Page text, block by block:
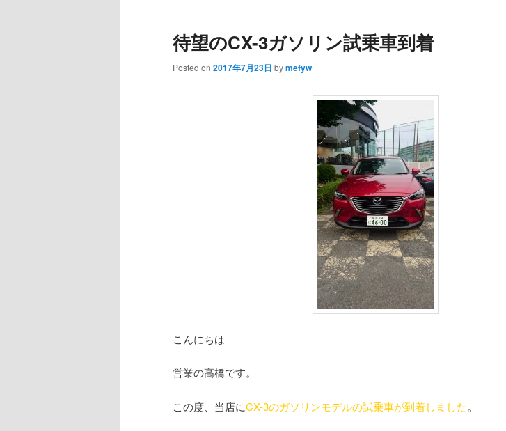
content
content
待望のCX-3ガソリン試乗車到着
Posted on 2017年7月23日 bymefyw
こんにちは
営業の高橋です。
この度、当店にCX-3のガソリンモデルの試乗車が到着しました。